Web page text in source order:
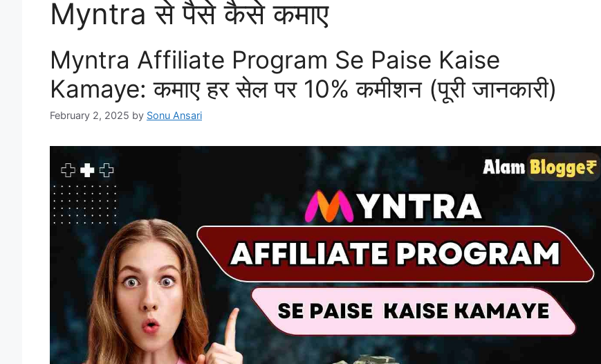
Myntra से पैसे कैसे कमाए
Myntra Affiliate Program Se Paise Kaise
Kamaye: कमाए हर सेल पर 10% कमीशन (पूरी जानकारी)
February 2, 2025 by Sonu Ansari